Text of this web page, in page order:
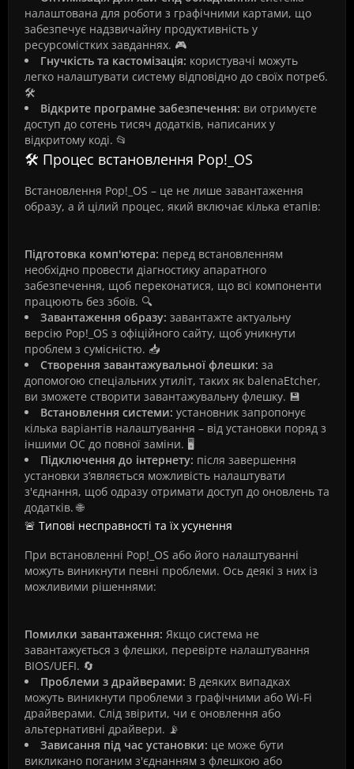
налаштована для роботи з графічними картами, що
забезпечує надзвичайну продуктивність у
ресурсомістких завданнях. 🎮
Гнучкість та кастомізація: користувачі можуть
легко налаштувати систему відповідно до своїх потреб.
🛠️
Відкрите програмне забезпечення: ви отримуєте
доступ до сотень тисяч додатків, написаних у
відкритому коді. 📂
🛠️ Процес встановлення Pop!_OS
Встановлення Pop!_OS – це не лише завантаження
образу, а й цілий процес, який включає кілька етапів:
Підготовка комп'ютера: перед встановленням
необхідно провести діагностику апаратного
забезпечення, щоб переконатися, що всі компоненти
працюють без збоїв. 🔍
Завантаження образу: завантажте актуальну
версію Pop!_OS з офіційного сайту, щоб уникнути
проблем з сумісністю. 📥
Створення завантажувальної флешки: за
допомогою спеціальних утиліт, таких як balenaEtcher,
ви зможете створити завантажувальну флешку. 💾
Встановлення системи: установник запропонує
кілька варіантів налаштування – від установки поряд з
іншими ОС до повної заміни. 🖥️
Підключення до інтернету: після завершення
установки з’являється можливість налаштувати
з'єднання, щоб одразу отримати доступ до оновлень та
додатків. 🌐
🚨 Типові несправності та їх усунення
При встановленні Pop!_OS або його налаштуванні
можуть виникнути певні проблеми. Ось деякі з них із
можливими рішеннями:
Помилки завантаження: Якщо система не
завантажується з флешки, перевірте налаштування
BIOS/UEFI. 🔄
Проблеми з драйверами: В деяких випадках
можуть виникнути проблеми з графічними або Wi-Fi
драйверами. Слід звірити, чи є оновлення або
альтернативні драйвери. 📡
Зависання під час установки: це може бути
викликано поганим з'єднанням з флешкою або